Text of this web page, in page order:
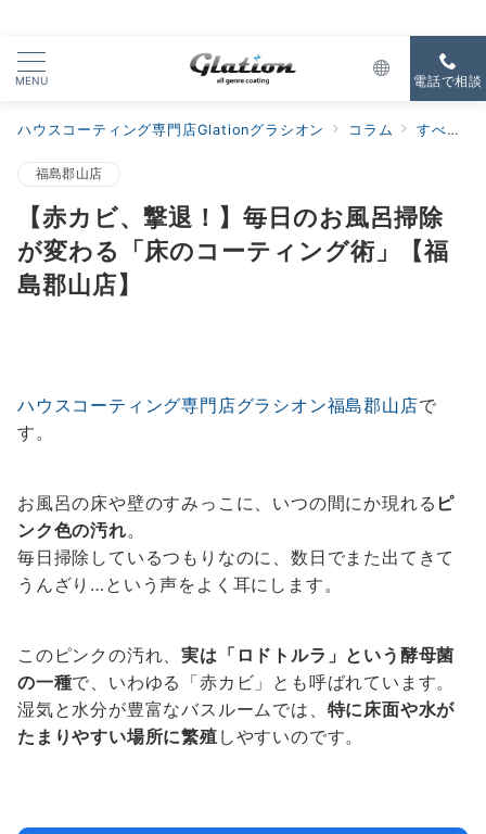
MENU 電話で相談
ハウスコーティング専門店Glationグラシオン コラム すべての新着
福島郡山店
【赤カビ、撃退！】毎日のお風呂掃除
が変わる「床のコーティング術」【福
島郡山店】
ハウスコーティング専門店グラシオン福島郡山店で
す。
お風呂の床や壁のすみっこに、いつの間にか現れる ピ
ンク色の汚れ。
毎日掃除しているつもりなのに、数日でまた出てきて
うんざり…という声をよく耳にします。
このピンクの汚れ、実は「ロドトルラ」という酵母菌
の一種で、いわゆる「赤カビ」とも呼ばれています。
湿気と水分が豊富なバスルームでは、 特に床面や水が
たまりやすい場所に繁殖 しやすいのです。